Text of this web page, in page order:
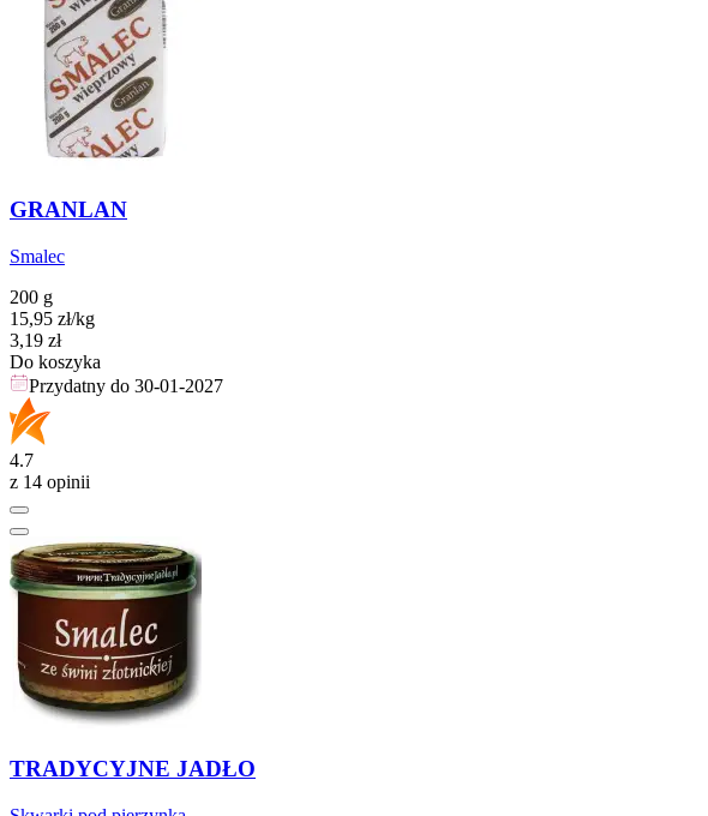
GRANLAN
Smalec
200 g
15,95 zł/kg
Cena
3,19 zł
Do koszyka
Przydatny do 30-01-2027
4.7
z 14 opinii
TRADYCYJNE JADŁO